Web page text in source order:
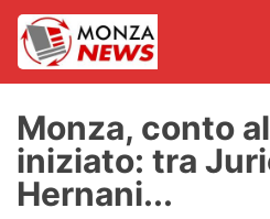
News
Monza, conto
iniziato: tra
Hernani...